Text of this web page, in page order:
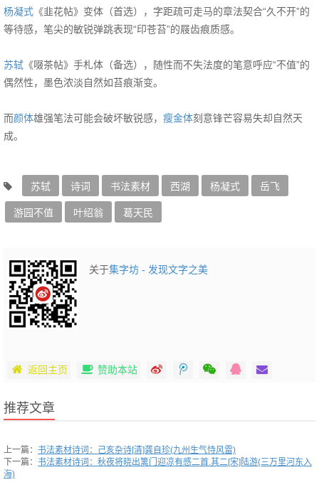
杨凝式 《韭花帖》变体（首选），字距疏可走马的章法契合“久不开”的
等待感，笔尖的敏锐弹跳表现“印苍苔”的屐齿痕质感。
苏轼 《啜茶帖》手札体（备选），随性而不失法度的笔意呼应“不值”的
偶然性，墨色浓淡自然如苔痕渐变。
而颜体雄强笔法可能会破坏敏锐感， 瘦金体刻意锋芒容易失却自然天
成。
苏轼 诗词 书法素材 西湖 杨凝式 岳飞
游园不值 叶绍翁 葛天民
关于集字坊 - 发现文字之美
返回主页 赞助本站
推荐文章
上一篇： 书法素材诗词：己亥杂诗[清]龚自珍(九州生气恃风雷)
下一篇： 书法素材诗词：秋夜将晓出篱门迎凉有感二首.其二[宋]陆游(三万里河东入
海)